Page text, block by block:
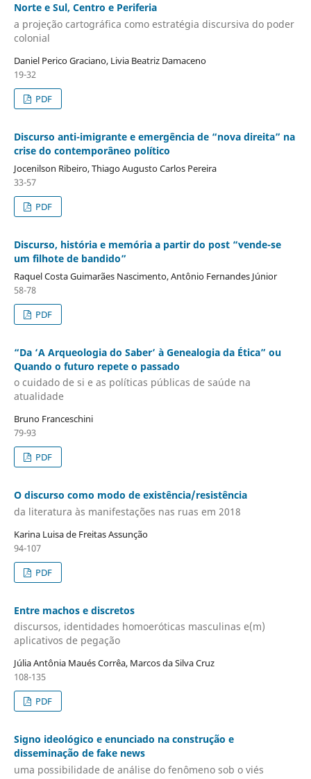
Norte e Sul, Centro e Periferia
a projeção cartográfica como estratégia discursiva do poder
colonial
Daniel Perico Graciano, Livia Beatriz Damaceno
19-32
PDF
Discurso anti-imigrante e emergência de “nova direita” na
crise do contemporâneo político
Jocenilson Ribeiro, Thiago Augusto Carlos Pereira
33-57
PDF
Discurso, história e memória a partir do post “vende-se
um filhote de bandido”
Raquel Costa Guimarães Nascimento, Antônio Fernandes Júnior
58-78
PDF
“Da ‘A Arqueologia do Saber’ à Genealogia da Ética” ou
Quando o futuro repete o passado
o cuidado de si e as políticas públicas de saúde na
atualidade
Bruno Franceschini
79-93
PDF
O discurso como modo de existência/resistência
da literatura às manifestações nas ruas em 2018
Karina Luisa de Freitas Assunção
94-107
PDF
Entre machos e discretos
discursos, identidades homoeróticas masculinas e(m)
aplicativos de pegação
Júlia Antônia Maués Corrêa, Marcos da Silva Cruz
108-135
PDF
Signo ideológico e enunciado na construção e
disseminação de fake news
uma possibilidade de análise do fenômeno sob o viés